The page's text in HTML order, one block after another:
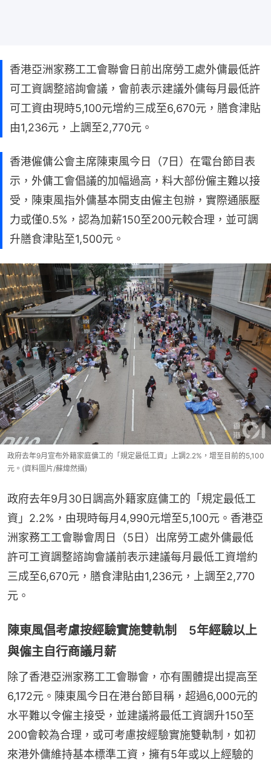
香港亞洲家務工工會聯會日前出席勞工處外傭最低許
可工資調整諮詢會議，會前表示建議外傭每月最低許
可工資由現時5,100元增約三成至6,670元，膳食津貼
由1,236元，上調至2,770元。
香港僱傭公會主席陳東風今日（7日）在電台節目表
示，外傭工會倡議的加幅過高，料大部份僱主難以接
受，陳東風指外傭基本開支由僱主包辦，實際通脹壓
力或僅0.5%，認為加薪150至200元較合理，並可調
升膳食津貼至1,500元。
政府去年9月宣布外籍家庭傭工的「規定最低工資」上調2.2%，增至目前的5,100
元。(資料圖片/蘇煒然攝)
政府去年9月30日調高外籍家庭傭工的「規定最低工
資」2.2%，由現時每月4,990元增至5,100元。香港亞
洲家務工工會聯會周日（5日）出席勞工處外傭最低
許可工資調整諮詢會議前表示建議每月最低工資增約
三成至6,670元，膳食津貼由1,236元，上調至2,770
元。
陳東風倡考慮按經驗實施雙軌制 5年經驗以上
與僱主自行商議月薪
除了香港亞洲家務工工會聯會，亦有團體提出提高至
6,172元。陳東風今日在港台節目稱，超過6,000元的
水平難以令僱主接受，並建議將最低工資調升150至
200會較為合理，或可考慮按經驗實施雙軌制，如初
來港外傭維持基本標準工資，擁有5年或以上經驗的